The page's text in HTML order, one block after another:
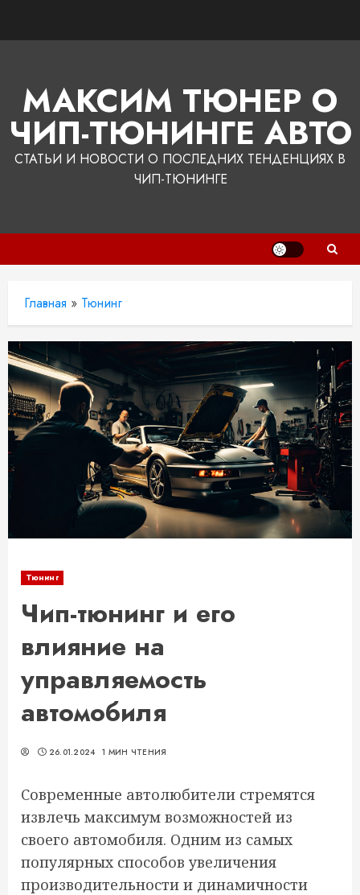
МАКСИМ ТЮНЕР О
ЧИП-ТЮНИНГЕ АВТО
СТАТЬИ И НОВОСТИ О ПОСЛЕДНИХ ТЕНДЕНЦИЯХ В
ЧИП-ТЮНИНГЕ
Главная » Тюнинг
Тюнинг
Чип-тюнинг и его
влияние на
управляемость
автомобиля
26.01.2024 1 МИН ЧТЕНИЯ
Современные автолюбители стремятся
извлечь максимум возможностей из
своего автомобиля. Одним из самых
популярных способов увеличения
производительности и динамичности